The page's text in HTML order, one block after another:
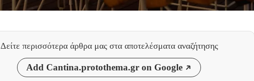
Δείτε περισσότερα άρθρα μας στα αποτελέσματα αναζήτησης
Add Cantina.protothema.gr on Google